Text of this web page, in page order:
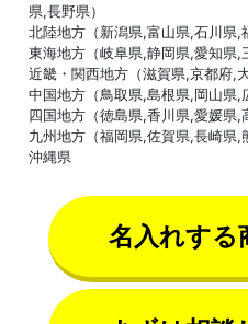
県,長野県）
北陸地方（新潟県,富山県,石川県,
東海地方（岐阜県,静岡県,愛知県,
近畿・関西地方（滋賀県,京都府,
中国地方（鳥取県,島根県,岡山県,
四国地方（徳島県,香川県,愛媛県,
九州地方（福岡県,佐賀県,長崎県,
沖縄県
名入れす